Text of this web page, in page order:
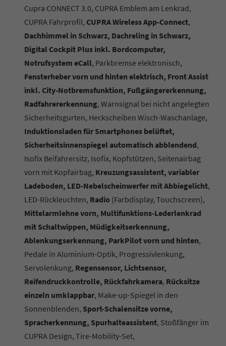
Cupra CONNECT 3.0, CUPRA Emblem am Lenkrad,
CUPRA Fahrprofil, CUPRA Wireless App-Connect,
Dachhimmel in Schwarz, Dachreling in Schwarz,
Digital Cockpit Plus inkl. Bordcomputer,
Notrufsystem eCall, Parkbremse elektronisch,
Fensterheber vorn und hinten elektrisch, Front Assist
inkl. City-Notbremsfunktion, Fußgängererkennung,
Radfahrererkennung, Warnsignal bei nicht angelegten
Sicherheitsgurten, Heckscheiben Wisch-Waschanlage,
Induktionsladen für Smartphones belüftet,
Sicherheitsinnenspiegel automatisch abblendend,
Isofix Beifahrersitz, Isofix, Kopfstützen, Seitenairbag
vorn mit Kopfairbag, Kreuzungsassistent, variabler
Ladeboden, LED-Nebelscheinwerfer mit Abbiegelicht,
LED-Rückleuchten, Radio (Farbdisplay, Touchscreen),
Mittelarmlehne vorn, Multifunktions-Lederlenkrad
mit Schaltwippen, Müdigkeitserkennung,
Ablenkungserkennung, ParkPilot vorn und hinten,
Pedale in Aluminium-Optik, Progressivlenkung,
Servolenkung, Regensensor, Lichtsensor,
Reifendruckkontrolle, Rückfahrkamera, Rücksitze
einzeln umklappbar, Make-up-Spiegel in den
Sonnenblenden, Sport-Schalensitze vorne,
Spracherkennung, Spurhalteassistent, Stoßfänger im
CUPRA Design, Tire-Mobility-Set,